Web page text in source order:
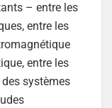
– entre les
entre les
entre les
systèmes